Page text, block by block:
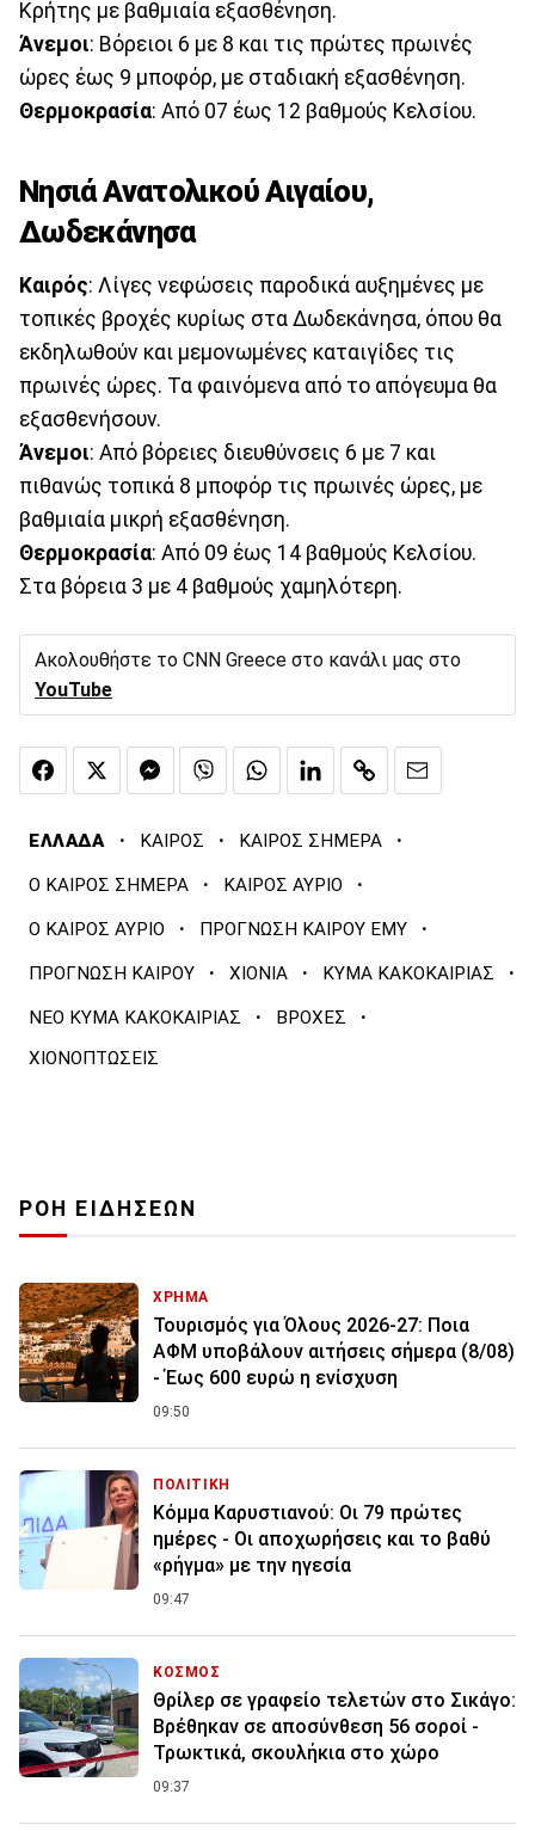
Κρήτης με βαθμιαία εξασθένηση.
Άνεμοι: Βόρειοι 6 με 8 και τις πρώτες πρωινές
ώρες έως 9 μποφόρ, με σταδιακή εξασθένηση.
Θερμοκρασία: Από 07 έως 12 βαθμούς Κελσίου.
Νησιά Ανατολικού Αιγαίου,
Δωδεκάνησα
Καιρός: Λίγες νεφώσεις παροδικά αυξημένες με
τοπικές βροχές κυρίως στα Δωδεκάνησα, όπου θα
εκδηλωθούν και μεμονωμένες καταιγίδες τις
πρωινές ώρες. Τα φαινόμενα από το απόγευμα θα
εξασθενήσουν.
Άνεμοι: Από βόρειες διευθύνσεις 6 με 7 και
πιθανώς τοπικά 8 μποφόρ τις πρωινές ώρες, με
βαθμιαία μικρή εξασθένηση.
Θερμοκρασία: Από 09 έως 14 βαθμούς Κελσίου.
Στα βόρεια 3 με 4 βαθμούς χαμηλότερη.
Ακολουθήστε το CNN Greece στο κανάλι μας στο
YouTube
ΕΛΛΑΔΑ · ΚΑΙΡΟΣ · ΚΑΙΡΟΣ ΣΗΜΕΡΑ ·
Ο ΚΑΙΡΟΣ ΣΗΜΕΡΑ · ΚΑΙΡΟΣ ΑΥΡΙΟ ·
Ο ΚΑΙΡΟΣ ΑΥΡΙΟ · ΠΡΟΓΝΩΣΗ ΚΑΙΡΟΥ ΕΜΥ ·
ΠΡΟΓΝΩΣΗ ΚΑΙΡΟΥ · ΧΙΟΝΙΑ · ΚΥΜΑ ΚΑΚΟΚΑΙΡΙΑΣ ·
ΝΕΟ ΚΥΜΑ ΚΑΚΟΚΑΙΡΙΑΣ · ΒΡΟΧΕΣ ·
ΧΙΟΝΟΠΤΩΣΕΙΣ
ΡΟΗ ΕΙΔΗΣΕΩΝ
ΧΡΗΜΑ
Τουρισμός για Όλους 2026-27: Ποια
ΑΦΜ υποβάλουν αιτήσεις σήμερα (8/08)
- Έως 600 ευρώ η ενίσχυση
09:50
ΠΟΛΙΤΙΚΗ
Κόμμα Καρυστιανού: Οι 79 πρώτες
ημέρες - Οι αποχωρήσεις και το βαθύ
«ρήγμα» με την ηγεσία
09:47
ΚΟΣΜΟΣ
Θρίλερ σε γραφείο τελετών στο Σικάγο:
Βρέθηκαν σε αποσύνθεση 56 σοροί -
Τρωκτικά, σκουλήκια στο χώρο
09:37